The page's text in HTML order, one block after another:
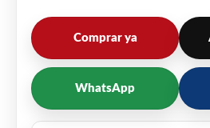
Comprar ya
WhatsApp